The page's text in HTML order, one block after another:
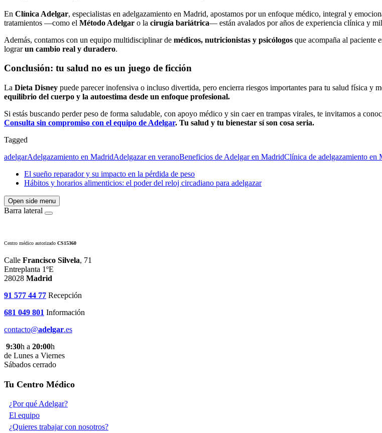
En Clínica Adelgar, especialistas en adelgazamiento en Madrid, apostamos por un enfoque médico, integral y
tratamientos —como el Método Adelgar o la cirugía bariátrica— están avalados por años de experiencia clínica y
Además, contamos con un equipo multidisciplinar de médicos, nutricionistas y psicólogos que acompaña al paciente
lograrun cambio real y duradero.
Conclusión: tu salud no es un juego de ficción
La Dieta Disney puede parecer inofensiva o incluso divertida, pero encierra riesgos importantes para tu salud física y
equilibrio del cuerpo y la autoestima desde un enfoque profesional.
Si estás buscando perder peso de forma saludable, con apoyo médico y sin caer en trampas virales, te invitamos a
Consulta sin compromiso con el equipo de Adelgar. Tu salud y tu bienestar síson cosa seria.
Tagged
adelgarAdelgazamiento en MadridAdelgazar en veranoBeneficios de Adelgar en MadridClínica de adelgazamiento en
El sueño reparador y su impacto en la pérdida de peso
Hábitos y horarios alimenticios: el poder del reloj circadiano para adelgazar
Open side menu
Barra lateral
Centro médico autorizado CS15360
Calle Francisco Silvela, 71
Entreplanta 1ºE
28028 Madrid
91 577 44 77 Recepción
681 049 801 Información
contacto@adelgar.es
9:30h a 20:00h
de Lunes a Viernes
Sábados cerrado
Tu Centro Médico
¿Por qué Adelgar?
El equipo
¿Quieres trabajar con nosotros?